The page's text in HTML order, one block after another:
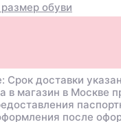
обуви
Срок доставки
в магазин в Москве
после